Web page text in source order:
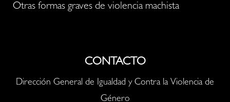
Otras formas graves de violencia machista
CONTACTO
Dirección General de Igualdad y Contra la Violencia de
Género